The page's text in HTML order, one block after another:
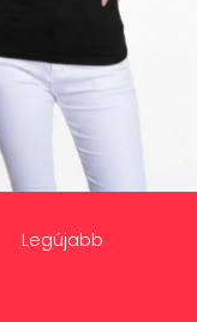
Legújabb